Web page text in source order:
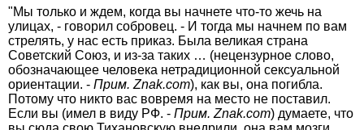
"Мы только и ждем, когда вы начнете что-то жечь на
улицах, - говорил собровец. - И тогда мы начнем по вам
стрелять, у нас есть приказ. Была великая страна
Советский Союз, и из-за таких … (нецензурное слово,
обозначающее человека нетрадиционной сексуальной
ориентации. - Прим. Znak.com), как вы, она погибла.
Потому что никто вас вовремя на место не поставил.
Если вы (имел в виду РФ. - Прим. Znak.com) думаете, что